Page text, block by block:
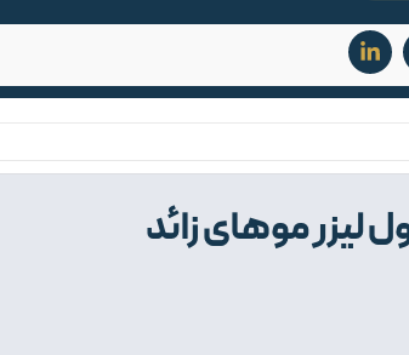
لیزر موهای زائد